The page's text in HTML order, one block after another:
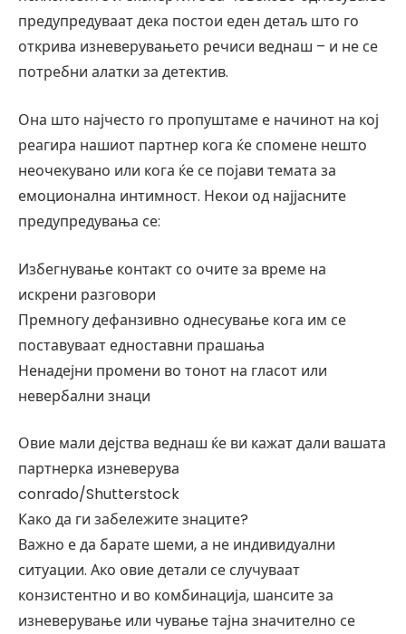
предупредуваат дека постои еден детаљ што го
открива изневерувањето речиси веднаш – и не се
потребни алатки за детектив.
Она што најчесто го пропуштаме е начинот на кој
реагира нашиот партнер кога ќе спомене нешто
неочекувано или кога ќе се појави темата за
емоционална интимност. Некои од најјасните
предупредувања се:
Избегнување контакт со очите за време на
искрени разговори
Премногу дефанзивно однесување кога им се
поставуваат едноставни прашања
Ненадејни промени во тонот на гласот или
невербални знаци
Овие мали дејства веднаш ќе ви кажат дали вашата
партнерка изневерува
conrado/Shutterstock
Како да ги забележите знаците?
Важно е да барате шеми, а не индивидуални
ситуации. Ако овие детали се случуваат
конзистентно и во комбинација, шансите за
изневерување или чување тајна значително се